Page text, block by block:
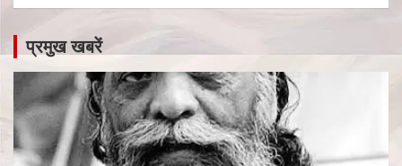
प्रमुख खबरें